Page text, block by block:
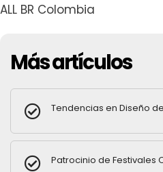
ALL BR Colombia
Más artículos
Tendencias en Diseño
Patrocinio de Festivales